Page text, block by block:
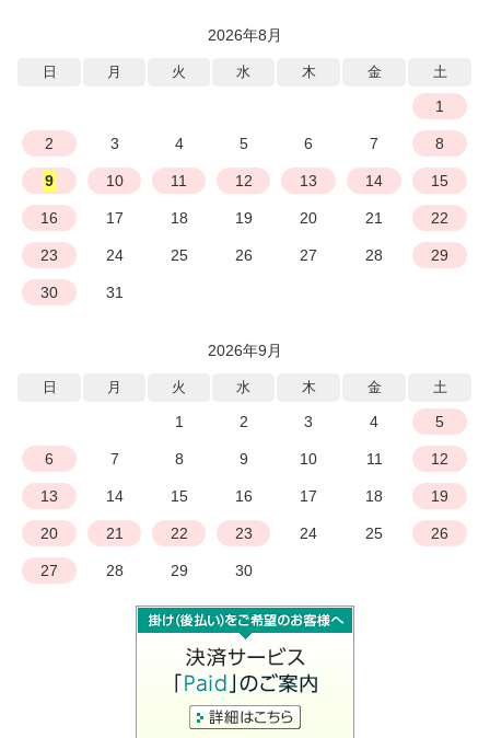
2026年8月
日 月 火 水 木 金 土
1
2 3 4 5 6 7 8
9 10 11 12 13 14 15
16 17 18 19 20 21 22
23 24 25 26 27 28 29
30 31
2026年9月
日 月 火 水 木 金 土
1 2 3 4 5
6 7 8 9 10 11 12
13 14 15 16 17 18 19
20 21 22 23 24 25 26
27 28 29 30